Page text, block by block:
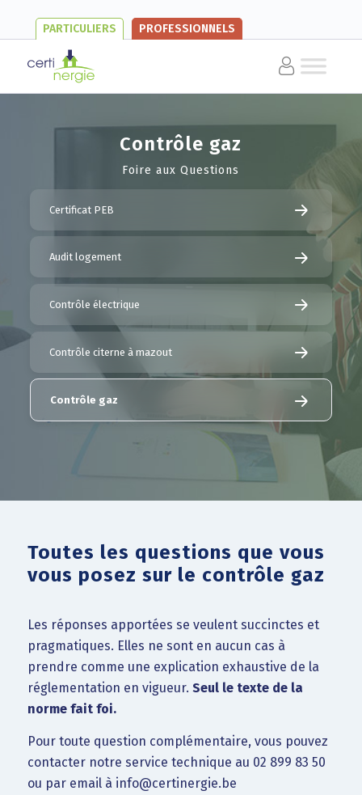
PARTICULIERS PROFESSIONNELS
Contrôle gaz
Foire aux Questions
Certificat PEB
Audit logement
Contrôle électrique
Contrôle citerne à mazout
Contrôle gaz
Toutes les questions que vous
vous posez sur le contrôle gaz
Les réponses apportées se veulent succinctes et
pragmatiques. Elles ne sont en aucun cas à
prendre comme une explication exhaustive de la
réglementation en vigueur. Seul le texte de la
norme fait foi.
Pour toute question complémentaire, vous pouvez
contacter notre service technique au 02 899 83 50
ou par email à info@certinergie.be